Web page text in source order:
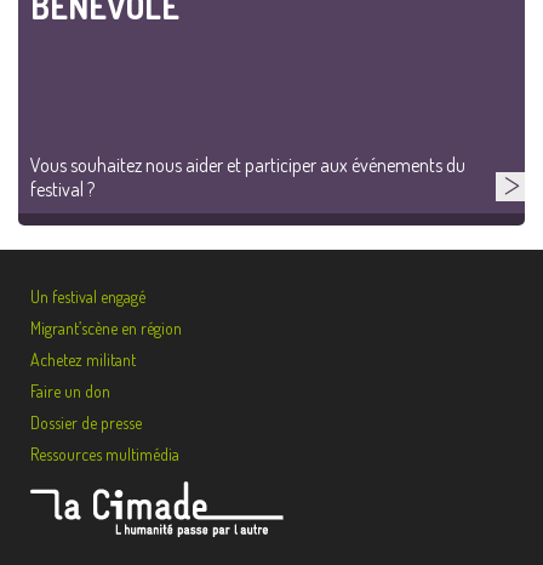
Vous souhaitez nous aider et participer aux événements du
festival ?
Un festival engagé
Migrant’scène en région
Achetez militant
Faire un don
Dossier de presse
Ressources multimédia